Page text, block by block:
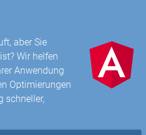
aber Sie
Wir helfen
Anwendung
Optimierungen
schneller,